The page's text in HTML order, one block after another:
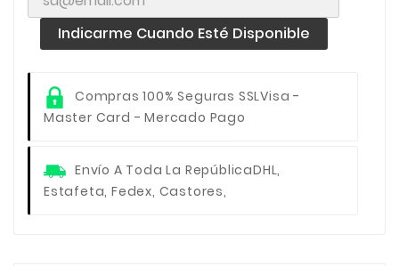
Indicarme Cuando Esté Disponible
Compras 100% Seguras SSLVisa -
Master Card - Mercado Pago
Envío A Toda La RepúblicaDHL,
Estafeta, Fedex, Castores,